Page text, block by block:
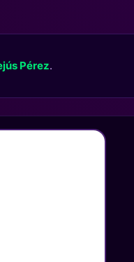
Pérez.